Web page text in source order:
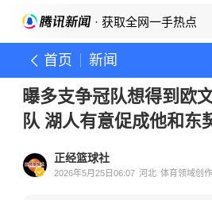
· 获取全网一手热点
首页 新闻
曝多支争冠队想得到欧
队 湖人有意促成他和东
正经篮球社
2026年5月25日06:07 河北 体育领域创